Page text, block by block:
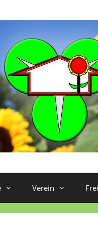
Verein